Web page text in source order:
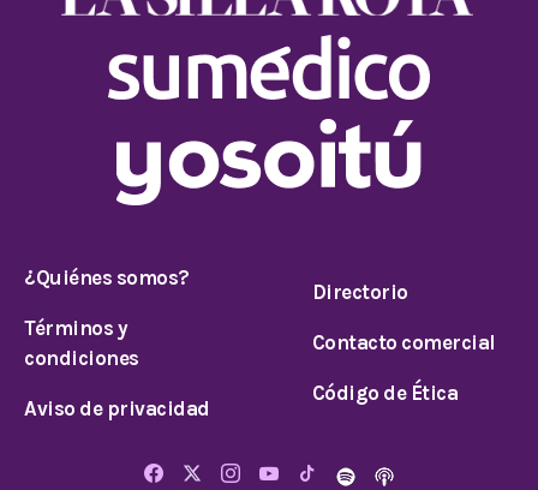
¿Quiénes somos?
Términos y
condiciones
Aviso de privacidad
Directorio
Contacto comercial
Código de Ética